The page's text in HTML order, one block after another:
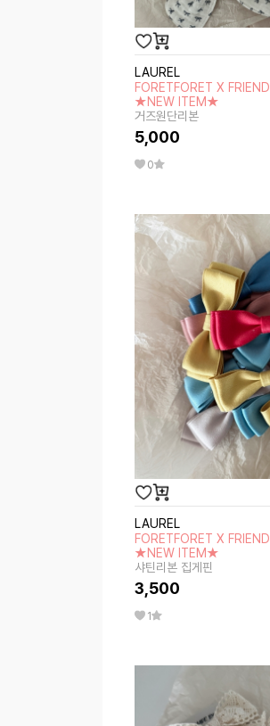
LAUREL
FORETFORET X FRIEND
★NEW ITEM★
거즈원단리본
5,000
0
LAUREL
FORETFORET X FRIEND
★NEW ITEM★
샤틴리본 집게핀
3,500
1